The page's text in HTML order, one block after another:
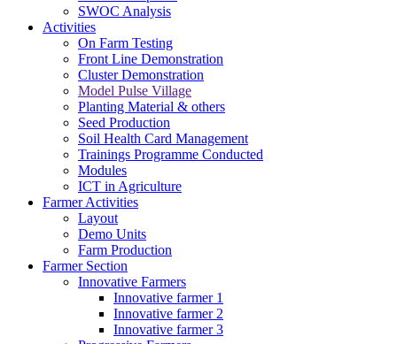
SWOC Analysis
Activities
On Farm Testing
Front Line Demonstration
Cluster Demonstration
Model Pulse Village
Planting Material & others
Seed Production
Soil Health Card Management
Trainings Programme Conducted
Modules
ICT in Agriculture
Farmer Activities
Layout
Demo Units
Farm Production
Farmer Section
Innovative Farmers
Innovative farmer 1
Innovative farmer 2
Innovative farmer 3